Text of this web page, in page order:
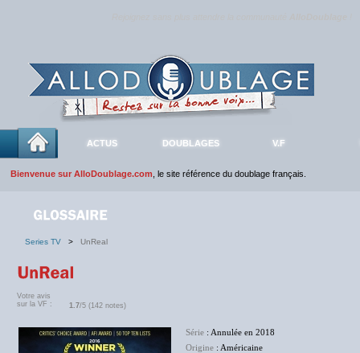
ACTUS DOUBLAGES V.F
Bienvenue sur AlloDoublage.com , le site référence du doublage français.
Series TV > UnReal
Votre avis
sur la VF :
1.7/5 (142 notes)
Série : Annulée en 2018
Origine : Américaine